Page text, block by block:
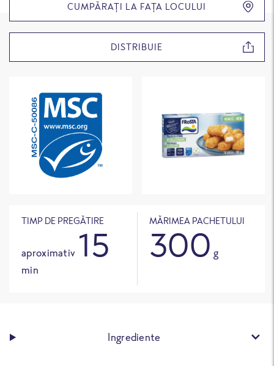
CUMPĂRAȚI LA FAȚA LOCULUI
DISTRIBUIE
TIMP DE PREGĂTIRE
aproximativ 15
min
MĂRIMEA PACHETULUI
300 g
Ingrediente